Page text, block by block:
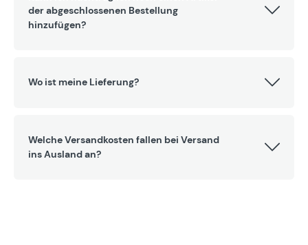
der abgeschlossenen Bestellung
hinzufügen?
Wo ist meine Lieferung?
Welche Versandkosten fallen bei Versand
ins Ausland an?